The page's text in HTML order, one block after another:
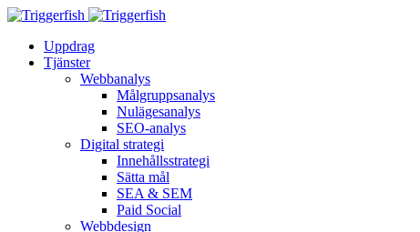
Uppdrag
Tjänster
Webbanalys
Målgruppsanalys
Nulägesanalys
SEO-analys
Digital strategi
Innehållsstrategi
Sätta mål
SEA & SEM
Paid Social
Webbdesign